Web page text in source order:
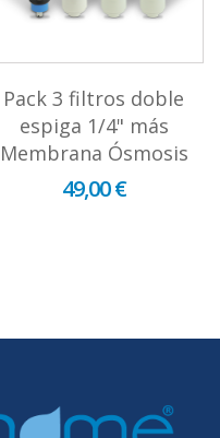
Pack 3 filtros doble
espiga 1/4" más
Membrana Ósmosis
49,00 €